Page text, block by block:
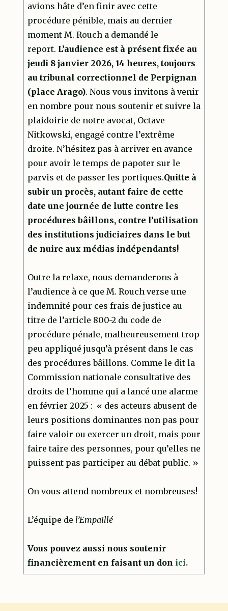
avions hâte d’en finir avec cette
procédure pénible, mais au dernier
moment M. Rouch a demandé le
report. L’audience est à présent fixée au
jeudi 8 janvier 2026, 14 heures, toujours
au tribunal correctionnel de Perpignan
(place Arago). Nous vous invitons à venir
en nombre pour nous soutenir et suivre la
plaidoirie de notre avocat, Octave
Nitkowski, engagé contre l’extrême
droite. N’hésitez pas à arriver en avance
pour avoir le temps de papoter sur le
parvis et de passer les portiques.Quitte à
subir un procès, autant faire de cette
date une journée de lutte contre les
procédures bâillons, contre l’utilisation
des institutions judiciaires dans le but
de nuire aux médias indépendants!
Outre la relaxe, nous demanderons à
l’audience à ce que M. Rouch verse une
indemnité pour ces frais de justice au
titre de l’article 800-2 du code de
procédure pénale, malheureusement trop
peu appliqué jusqu’à présent dans le cas
des procédures bâillons. Comme le dit la
Commission nationale consultative des
droits de l’homme qui a lancé une alarme
en février 2025 : « des acteurs abusent de
leurs positions dominantes non pas pour
faire valoir ou exercer un droit, mais pour
faire taire des personnes, pour qu’elles ne
puissent pas participer au débat public. »
On vous attend nombreux et nombreuses!
L’équipe de l’Empaillé
Vous pouvez aussi nous soutenir
financièrement en faisant un don ici.